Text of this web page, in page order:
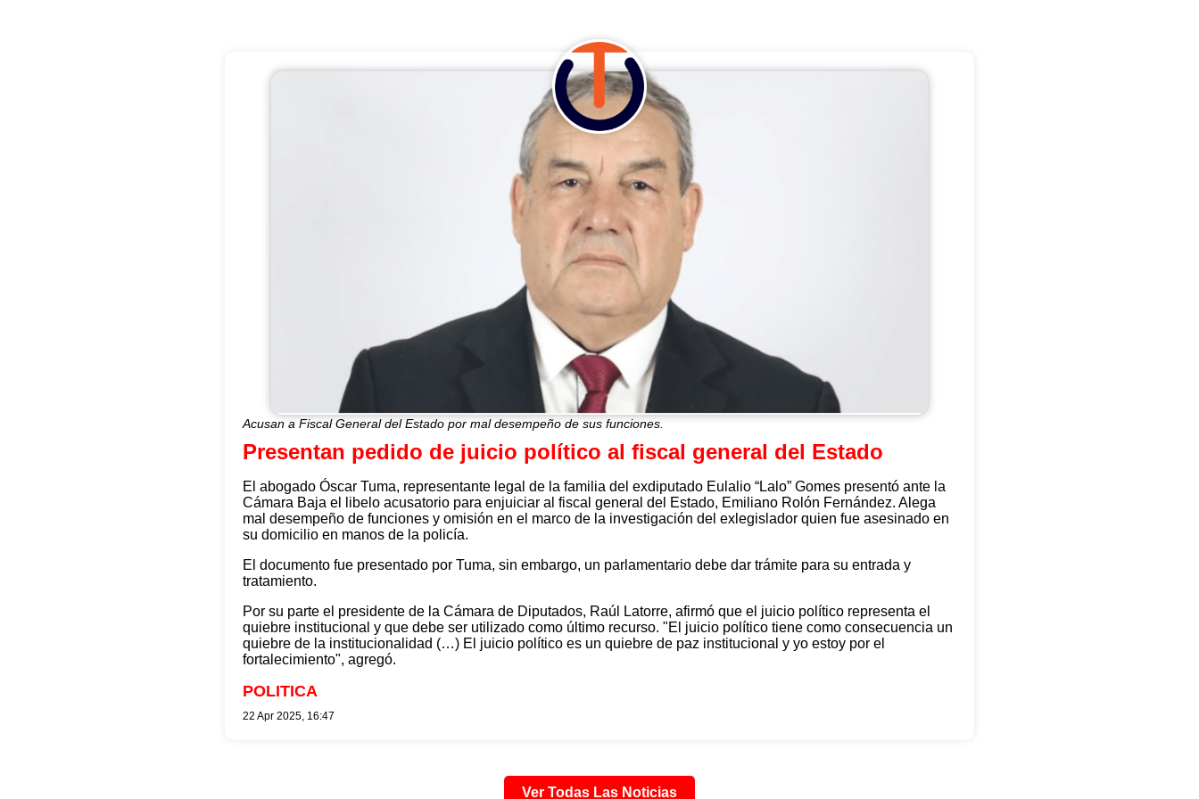
Acusan a Fiscal General del Estado por mal desempeño de sus funciones.
Presentan pedido de juicio político al fiscal general del Estado
El abogado Óscar Tuma, representante legal de la familia del exdiputado Eulalio “Lalo” Gomes presentó ante la
Cámara Baja el libelo acusatorio para enjuiciar al fiscal general del Estado, Emiliano Rolón Fernández. Alega
mal desempeño de funciones y omisión en el marco de la investigación del exlegislador quien fue asesinado en
su domicilio en manos de la policía.
El documento fue presentado por Tuma, sin embargo, un parlamentario debe dar trámite para su entrada y
tratamiento.
Por su parte el presidente de la Cámara de Diputados, Raúl Latorre, afirmó que el juicio político representa el
quiebre institucional y que debe ser utilizado como último recurso. "El juicio político tiene como consecuencia un
quiebre de la institucionalidad (…) El juicio político es un quiebre de paz institucional y yo estoy por el
fortalecimiento", agregó.
POLITICA
22 Apr 2025, 16:47
Ver Todas Las Noticias